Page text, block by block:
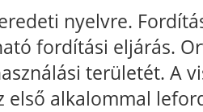
nyelvre.
fordítási eljárás.
területét. A
első alkalommal